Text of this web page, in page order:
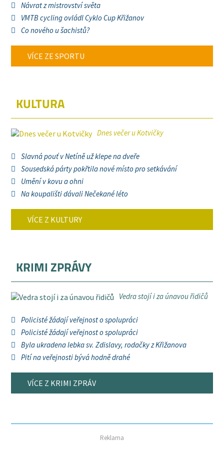
Návrat z mistrovství světa
VMTB cycling ovládl Cyklo Cup Křižanov
Co nového u šachistů?
VÍCE ZE SPORTU
KULTURA
Dnes večer u Kotvičky
Slavná pouť v Netíně už klepe na dveře
Sousedská párty pokřtila nové místo pro setkávání
Umění v kovu a ohni
Na koupališti dávali Nečekané léto
VÍCE Z KULTURY
KRIMI ZPRÁVY
Vedra stojí i za únavou řidičů
Policisté žádají veřejnost o spolupráci
Policisté žádají veřejnost o spolupráci
Byla ukradena lebka sv. Zdislavy, rodačky z Křižanova
Pití na veřejnosti bývá hodně drahé
VÍCE Z KRIMI ZPRÁV
Reklama